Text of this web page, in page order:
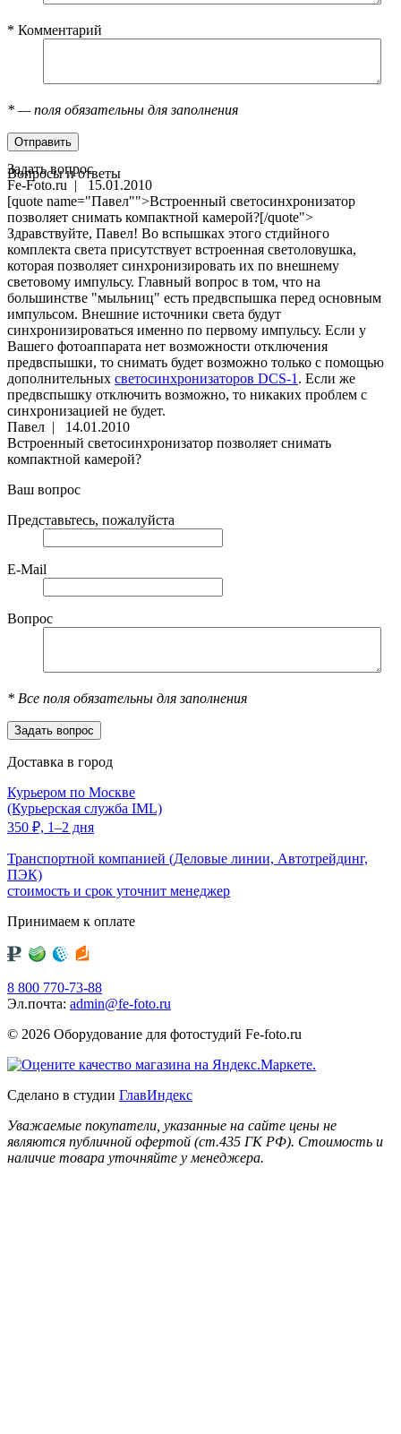
* Комментарий
* — поля обязательны для заполнения
Вопросы и ответы
Задать вопрос
Fe-Foto.ru | 15.01.2010
[quote name="Павел"">Встроенный светосинхронизатор
позволяет снимать компактной камерой?[/quote">
Здравствуйте, Павел! Во вспышках этого стдийного
комплекта света присутствует встроенная светоловушка,
которая позволяет синхронизировать их по внешнему
световому импульсу. Главный вопрос в том, что на
большинстве "мыльниц" есть предвспышка перед основным
импульсом. Внешние источники света будут
синхронизироваться именно по первому импульсу. Если у
Вашего фотоаппарата нет возможности отключения
предвспышки, то снимать будет возможно только с помощью
дополнительных светосинхронизаторов DCS-1 . Если же
предвспышку отключить возможно, то никаких проблем с
синхронизацией не будет.
Павел | 14.01.2010
Встроенный светосинхронизатор позволяет снимать
компактной камерой?
Ваш вопрос
Представьтесь, пожалуйста
E-Mail
Вопрос
* Все поля обязательны для заполнения
Доставка в город
Курьером по Москве
(Курьерская служба IML)
350 ₽, 1–2 дня
Транспортной компанией (Деловые линии, Автотрейдинг,
ПЭК)
стоимость и срок уточнит менеджер
Принимаем к оплате
8 800 770-73-88
Эл.почта: admin@fe-foto.ru
© 2026 Оборудование для фотостудий Fe-foto.ru
Сделано в студии ГлавИндекс
Уважаемые покупатели, указанные на сайте цены не
являются публичной офертой (ст.435 ГК РФ). Стоимость и
наличие товара уточняйте у менеджера.